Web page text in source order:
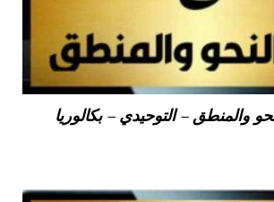
والمنطق – التوحيدي – بكالوريا